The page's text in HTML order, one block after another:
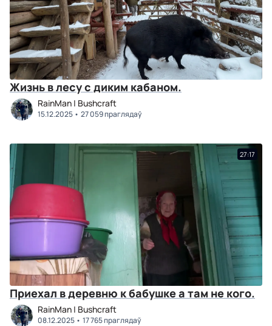
Жизнь в лесу с диким кабаном.
RainMan | Bushcraft
15.12.2025 27 059 праглядаў
27:17
Приехал в деревню к бабушке а там не кого.
RainMan | Bushcraft
08.12.2025 17 765 праглядаў